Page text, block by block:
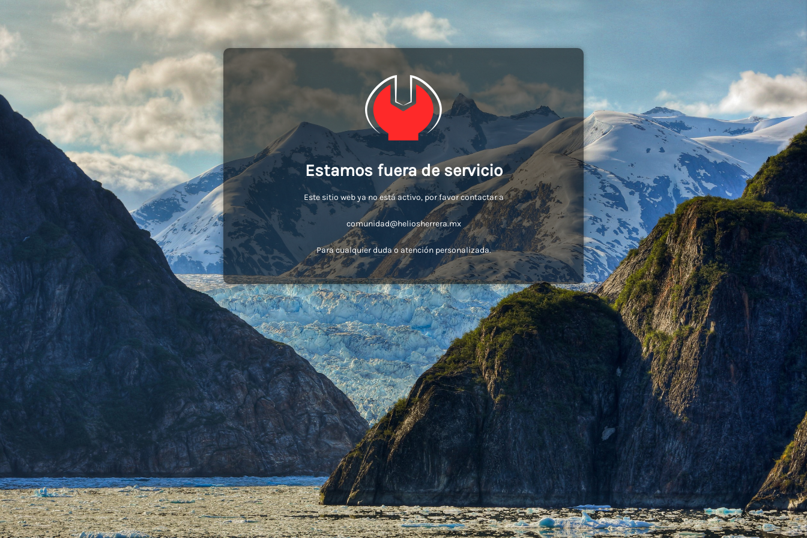
Estamos fuera de servicio
Este sitio web ya no está activo, por favor contactar a
comunidad@heliosherrera.mx
Para cualquier duda o atención personalizada.